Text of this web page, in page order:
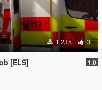
1 235 3
[ELS] 1.0